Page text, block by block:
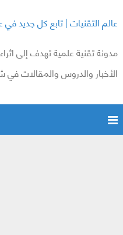
عالم التقنيات | تابع كل جديد في
مدونة تقنية علمية تهدف إلى
الأخبار والدروس والمقالات في